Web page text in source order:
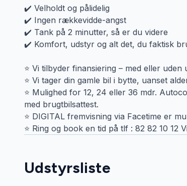
✔️ Velholdt og pålidelig
✔️ Ingen rækkevidde-angst
✔️ Tank på 2 minutter, så er du videre
✔️ Komfort, udstyr og alt det, du faktisk
⭐️ Vi tilbyder finansiering – med eller uden
⭐️ Vi tager din gamle bil i bytte, uanset
⭐️ Mulighed for 12, 24 eller 36 mdr.
med brugtbilsattest.
⭐️ DIGITAL fremvisning via Facetime er
⭐️ Ring og book en tid på tlf : 82 82 10 12
Udstyrsliste